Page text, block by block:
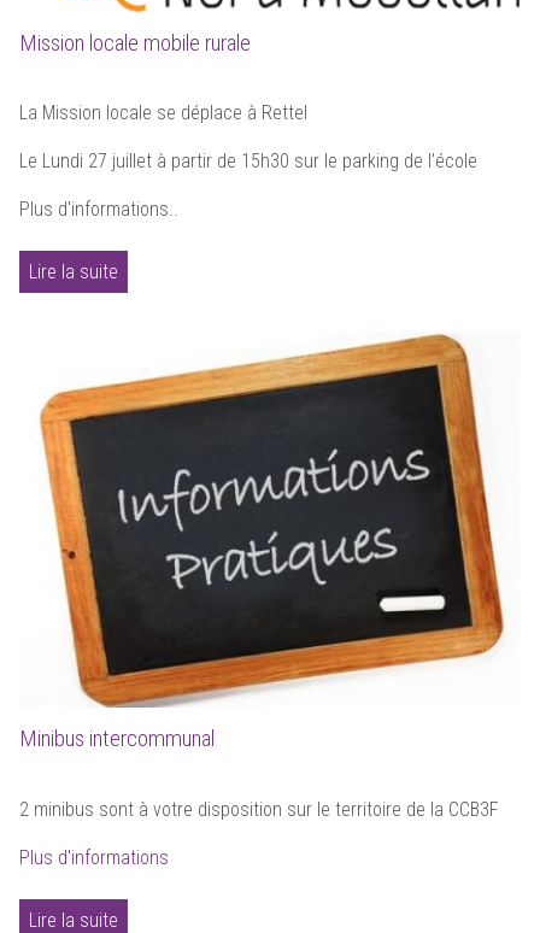
Mission locale mobile rurale
La Mission locale se déplace à Rettel
Le Lundi 27 juillet à partir de 15h30 sur le parking de l'école
Plus d'informations..
Lire la suite
Minibus intercommunal
2 minibus sont à votre disposition sur le territoire de la CCB3F
Plus d'informations
Lire la suite